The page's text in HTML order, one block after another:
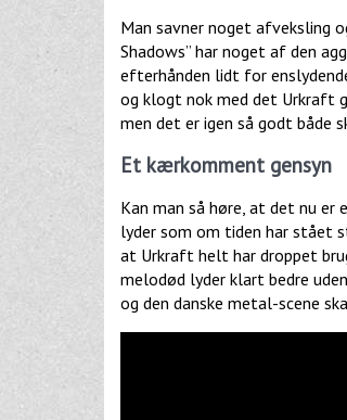
Man savner noget afveksling
Shadows” har noget af den
efterhånden lidt for
og klogt nok med det Urkraft
men det er igen så godt både
Et kærkomment gensyn
Kan man så høre, at det nu
lyder som om tiden har stået
at Urkraft helt har droppet
melodød lyder klart bedre
og den danske metal-scene